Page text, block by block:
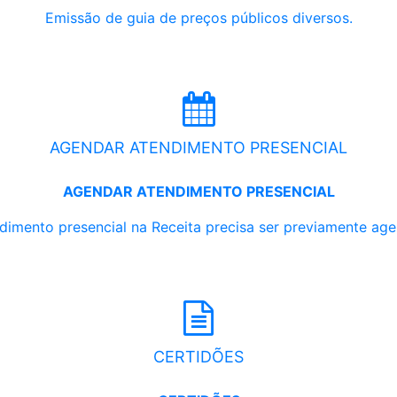
Emissão de guia de preços públicos diversos.
AGENDAR ATENDIMENTO PRESENCIAL
AGENDAR ATENDIMENTO PRESENCIAL
presencial na Receita precisa ser previamente
CERTIDÕES